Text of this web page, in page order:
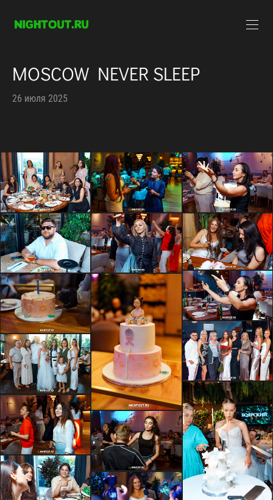
MOSCOW NEVER SLEEP
26 июля 2025